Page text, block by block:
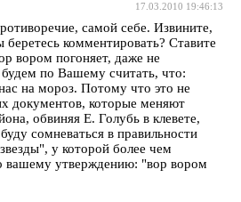
17.03.2010 19:46:13
самой себе. Извините,
комментировать? Ставите
вором погоняет, даже не
по Вашему считать, что:
на мороз. Потому что это не
документов, которые меняют
обвиняя Е. Голубь в клевете,
сомневаться в правильности
у которой более чем
вашему утверждению: "вор вором